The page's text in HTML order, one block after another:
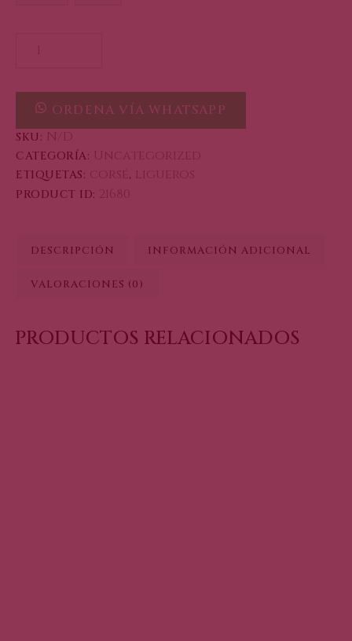
ORDENA VÍA WHATSAPP
SKU: N/D
CATEGORÍA: Uncategorized
ETIQUETAS: corsé, ligueros
PRODUCT ID: 21680
DESCRIPCIÓN INFORMACIÓN ADICIONAL
VALORACIONES (0)
PRODUCTOS RELACIONADOS